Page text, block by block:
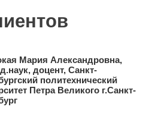
Мария Александровна,
доцент, Санкт-
политехнический
Петра Великого г.Санкт-